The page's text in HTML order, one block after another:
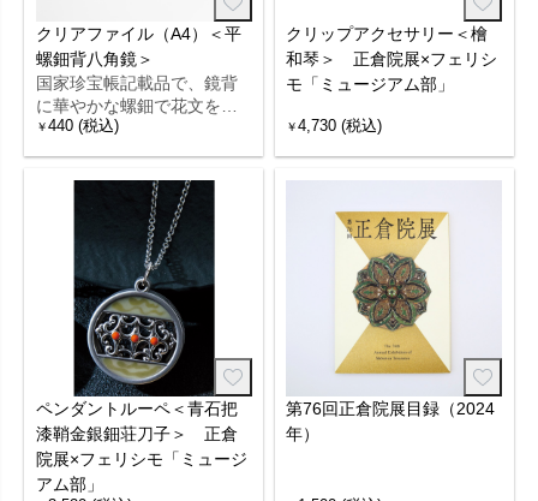
クリアファイル（A4）＜平
螺鈿背八角鏡＞
国家珍宝帳記載品で、鏡背
に華やかな螺鈿で花文をあ
らわした鏡をモチーフにし
￥440 (税込)
クリップアクセサリー＜檜
和琴＞ 正倉院展×フェリシ
モ「ミュージアム部」
￥4,730 (税込)
ペンダントルーペ＜青石把
漆鞘金銀鈿荘刀子＞ 正倉
院展×フェリシモ「ミュージ
アム部」
第76回正倉院展目録（2024
年）